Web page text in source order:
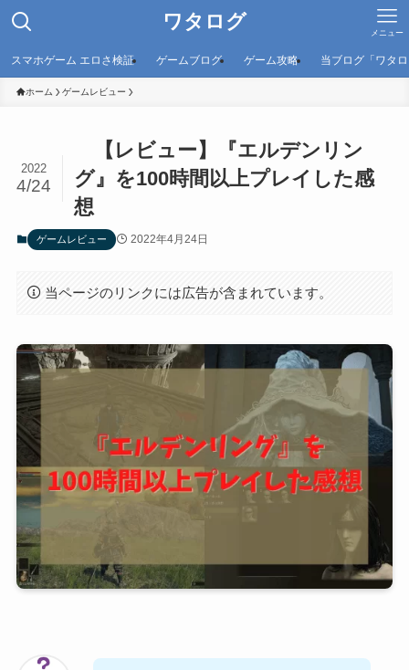
ワタログ メニュー
スマホゲーム エロさ検証 ゲームブログ ゲーム攻略 当ブログ「ワタ
ホーム ゲームレビュー
【レビュー】『エルデンリン
グ』を100時間以上プレイした感
想
2022
4/24
ゲームレビュー 2022年4月24日
当ページのリンクには広告が含まれています。